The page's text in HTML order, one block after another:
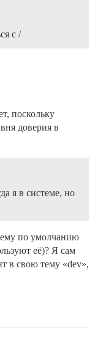
с /
поскольку
доверия в
я в системе, но
по умолчанию
её)? Я сам
в свою тему «dev»,